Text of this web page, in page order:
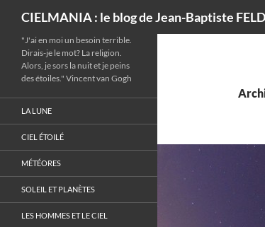
CIELMANIA : le blog de Jean-Baptiste
"J'ai en moi un besoin terrible.
Dirais-je le mot? La religion.
Alors, je sors la nuit et je peins
des étoiles." Vincent van Gogh
LA LUNE
CIEL ÉTOILÉ
MÉTÉORES
SOLEIL ET PLANÈTES
LES HOMMES ET LE CIEL